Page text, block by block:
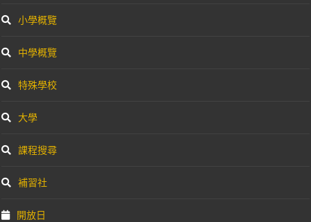
小學概覽
中學概覽
特殊學校
大學
課程搜尋
補習社
開放日